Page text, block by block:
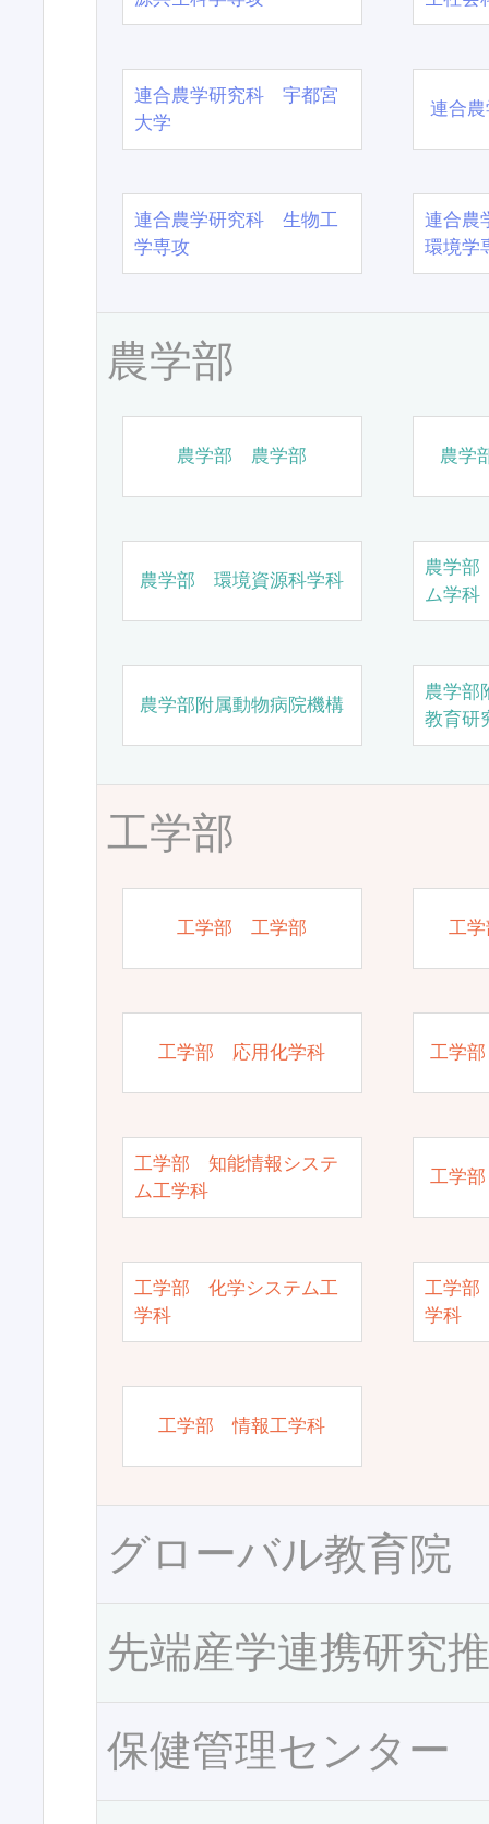
連合農学研究科 宇都宮
大学
連合
連合農学研究科 生物工
学専攻
連合農
環境学
農学部
農学部 農学部 農学
農学部 環境資源科学科
農学
ム学科
農学部附属動物病院機構
農学部
教育研
工学部
工学部 工学部 工
工学部 応用化学科 工学
工学部 知能情報システ
ム工学科
工学
工学部 化学システム工
学科
工学部
学科
工学部 情報工学科
グローバル教育院
先端産学連携研究
保健管理センター